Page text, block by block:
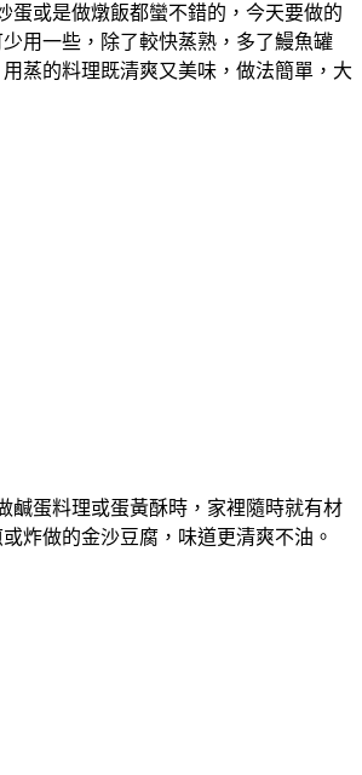
蛋或是做燉飯都蠻不錯的，今天要做的
用一些，除了較快蒸熟，多了鰻魚罐
蒸的料理既清爽又美味，做法簡單，大
鹹蛋料理或蛋黃酥時，家裡隨時就有材
炸做的金沙豆腐，味道更清爽不油。